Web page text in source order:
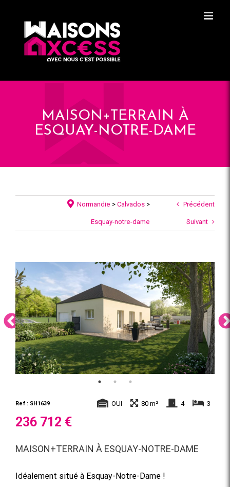
MAISON+TERRAIN À
ESQUAY-NOTRE-DAME
Normandie >Calvados >
Esquay-notre-dame
Précédent
Suivant
Ref : SH1639 OUI 80 m² 4 3
236 712 €
MAISON+TERRAIN À ESQUAY-NOTRE-DAME
Idéalement situé à Esquay-Notre-Dame !